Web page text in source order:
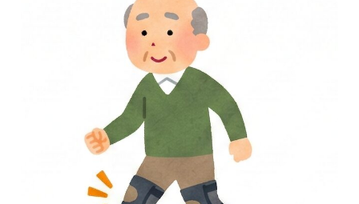
慢性疼痛
よくある質問
クリニック紹介